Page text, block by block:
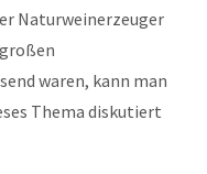
Naturweinerzeuger
waren, kann man
Thema diskutiert